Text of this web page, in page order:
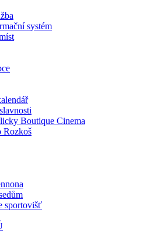
systém
Boutique Cinema
Rozkoš
sportovišť